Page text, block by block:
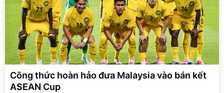
Công thức hoàn hảo đưa Malaysia vào bán kết
ASEAN Cup